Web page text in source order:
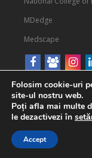
MDedge
Medscape
Folosim cookie-uri
site-ul nostru web.
Poți afla mai multe
le dezactivezi în
Accept